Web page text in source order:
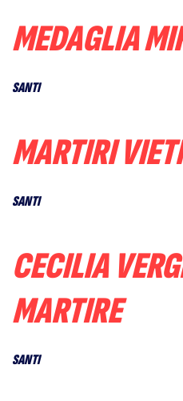
MEDAGLIA
SANTI
MARTIRI
SANTI
CECILIA
MARTIRE
SANTI